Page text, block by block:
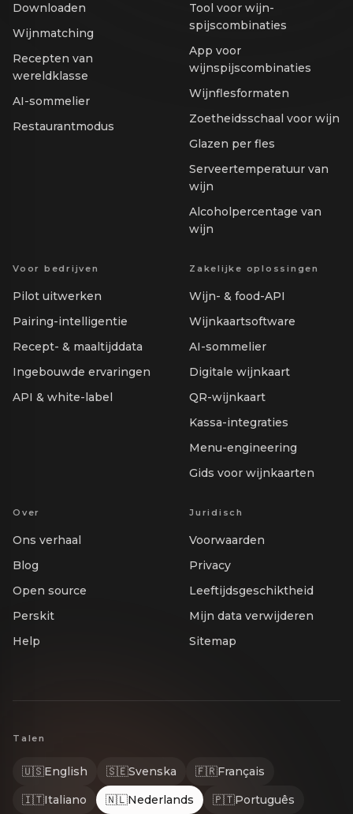
Downloaden
Wijnmatching
Recepten van
wereldklasse
AI-sommelier
Restaurantmodus
Tool voor wijn-
spijscombinaties
App voor
wijnspijscombinaties
Wijnflesformaten
Zoetheidsschaal voor wijn
Glazen per fles
Serveertemperatuur van
wijn
Alcoholpercentage van
wijn
Voor bedrijven
Pilot uitwerken
Pairing-intelligentie
Recept- & maaltijddata
Ingebouwde ervaringen
API & white-label
Zakelijke oplossingen
Wijn- & food-API
Wijnkaartsoftware
AI-sommelier
Digitale wijnkaart
QR-wijnkaart
Kassa-integraties
Menu-engineering
Gids voor wijnkaarten
Over
Ons verhaal
Blog
Open source
Perskit
Help
Juridisch
Voorwaarden
Privacy
Leeftijdsgeschiktheid
Mijn data verwijderen
Sitemap
Talen
🇺🇸English 🇸🇪Svenska 🇫🇷Français
🇮🇹Italiano 🇳🇱Nederlands 🇵🇹Português